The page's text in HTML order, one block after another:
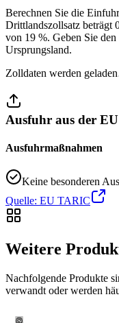
Berechnen Sie die
Drittlandszollsatz beträgt
von 19 %. Geben Sie
Ursprungsland.
Zolldaten werden
Ausfuhr aus der EU
Ausfuhrmaßnahmen
Keine besonderen
Quelle: EU TARIC
Weitere
Nachfolgende Produkte
verwandt oder werden